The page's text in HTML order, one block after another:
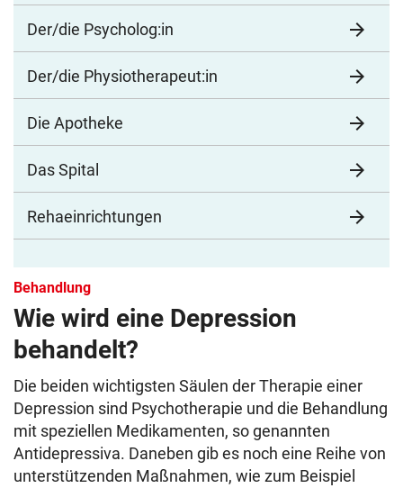
arrow_forward
Der/die Psycholog:in
arrow_forward
Der/die Physiotherapeut:in
arrow_forward
Die Apotheke
arrow_forward
Das Spital
arrow_forward
Rehaeinrichtungen
Behandlung
Wie wird eine Depression
behandelt?
Die beiden wichtigsten Säulen der Therapie einer
Depression sind Psychotherapie und die Behandlung
mit speziellen Medikamenten, so genannten
Antidepressiva. Daneben gib es noch eine Reihe von
unterstützenden Maßnahmen, wie zum Beispiel